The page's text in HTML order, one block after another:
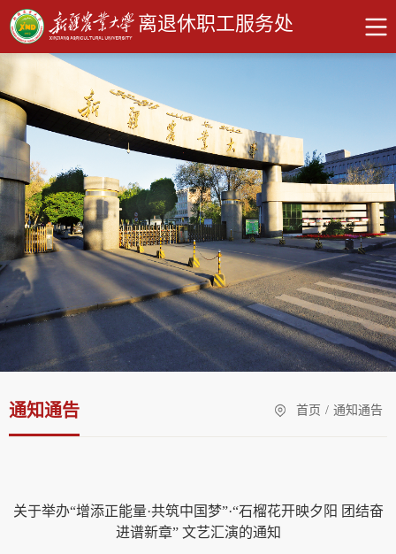
离退休职工服务处
通知通告 首页 / 通知通告
关于举办“增添正能量·共筑中国梦”·“石榴花开映夕阳 团结奋
进谱新章” 文艺汇演的通知